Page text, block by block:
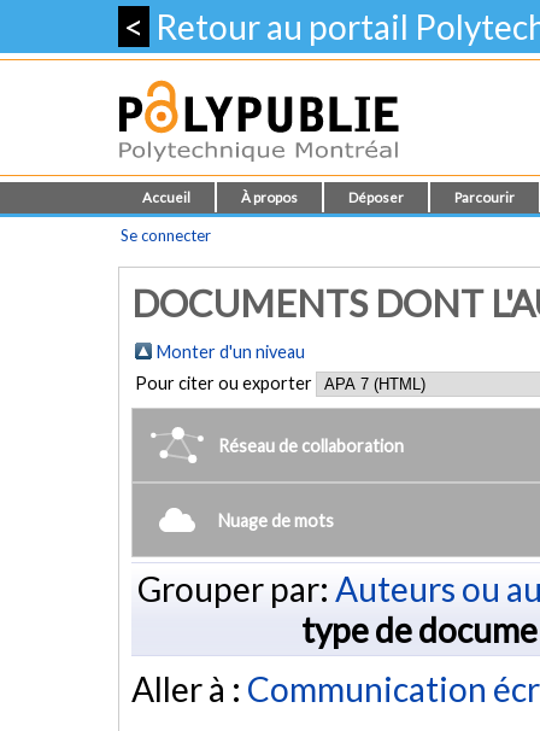
< Retour au portail
Accueil À propos Déposer Parcourir
Se connecter
DOCUMENTS DONT
Monter d'un niveau
Pour citer ou exporter
Réseau de collaboration
Nuage de mots
Grouper par: Auteurs ou
type de
Aller à : Communication